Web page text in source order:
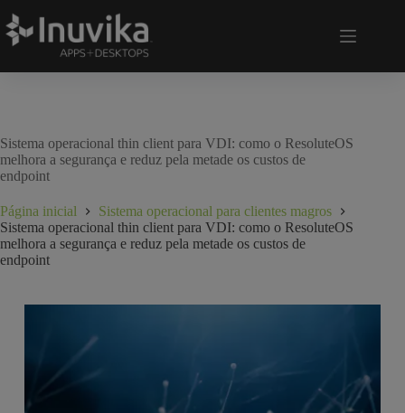
Sistema operacional thin client para VDI: como o ResoluteOS
melhora a segurança e reduz pela metade os custos de
endpoint
Página inicial
Sistema operacional para clientes magros
Sistema operacional thin client para VDI: como o ResoluteOS
melhora a segurança e reduz pela metade os custos de
endpoint